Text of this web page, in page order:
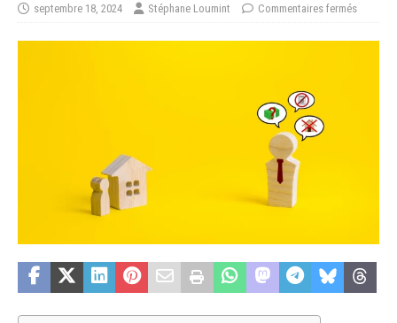
septembre 18, 2024 Stéphane Loumint Commentaires fermés